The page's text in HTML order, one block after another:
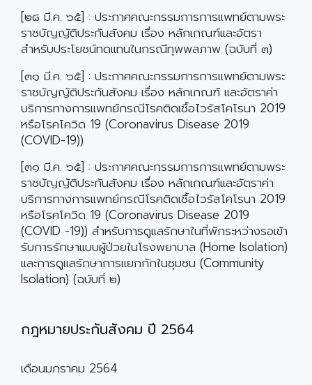
[๒๘ มี.ค. ๖๕] : ประกาศคณะกรรมการการแพทย์ตามพระ
ราชบัญญัติประกันสังคม เรื่อง หลักเกณฑ์และอัตรา
สำหรับประโยชน์ทดแทนในกรณีทุพพลภาพ (ฉบับที่ ๓)
[๓๑ มี.ค. ๖๕] : ประกาศคณะกรรมการการแพทย์ตามพระ
ราชบัญญัติประกันสังคม เรื่อง หลักเกณฑ์ และอัตราค่า
บริการทางการแพทย์กรณีโรคติดเชื้อไวรัสโคโรนา 2019
หรือโรคโควิด 19 (Coronavirus Disease 2019
(COVID-19))
[๓๑ มี.ค. ๖๕] : ประกาศคณะกรรมการการแพทย์ตามพระ
ราชบัญญัติประกันสังคม เรื่อง หลักเกณฑ์และอัตราค่า
บริการทางการแพทย์กรณีโรคติดเชื้อไวรัสโคโรนา 2019
หรือโรคโควิด 19 (Coronavirus Disease 2019
(COVID -19)) สำหรับการดูแลรักษาในที่พักระหว่างรอเข้า
รับการรักษาแบบผู้ป่วยในโรงพยาบาล (Home Isolation)
และการดูแลรักษาการแยกกักในชุมชน (Community
Isolation) (ฉบับที่ ๒)
กฎหมายประกันสังคม ปี 2564
เดือนมกราคม 2564